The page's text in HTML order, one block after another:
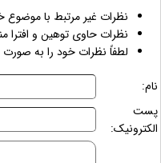
نظرات غیر مرتبط با موضوع
نظرات حاوی توهین و افترا
لطفاً نظرات خود را به
نام:
پست
الکترونیک: